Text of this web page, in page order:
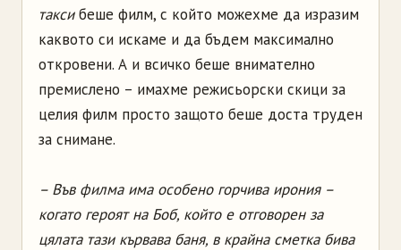
таксибеше филм, с който можехме да изразим
каквото си искаме и да бъдем максимално
откровени. А и всичко беше внимателно
премислено – имахме режисьорски скици за
целия филм просто защото беше доста труден
за снимане.
– Във филма има особено горчива ирония –
когато героят на Боб, който е отговорен за
цялата тази кървава баня, в крайна сметка бива